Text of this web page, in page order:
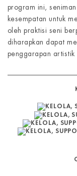
program ini,
kesempatan untuk
oleh praktisi seni
diharapkan dapat
penggarapan artistik